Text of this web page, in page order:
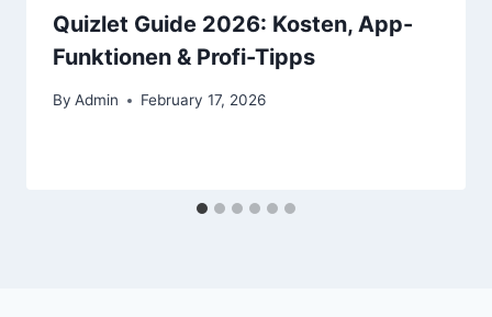
Quizlet Guide 2026: Kosten, App-
Funktionen & Profi-Tipps
By Admin February 17, 2026